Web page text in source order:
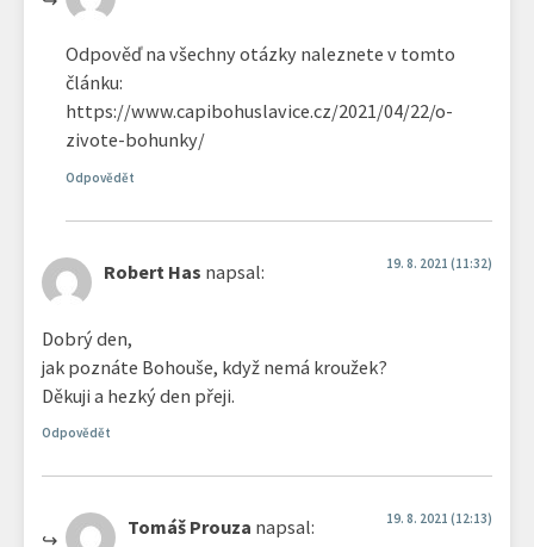
Odpověď na všechny otázky naleznete v tomto
článku:
https://www.capibohuslavice.cz/2021/04/22/o-
zivote-bohunky/
Odpovědět
Robert Has napsal: 19. 8. 2021 (11:32)
Dobrý den,
jak poznáte Bohouše, když nemá kroužek?
Děkuji a hezký den přeji.
Odpovědět
Tomáš Prouza napsal: 19. 8. 2021 (12:13)